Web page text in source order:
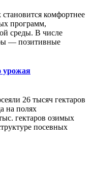
комфортнее
программ,
среды. В числе
— позитивные
урожая
26 тысяч гектаров
на полях
гектаров озимых
посевных